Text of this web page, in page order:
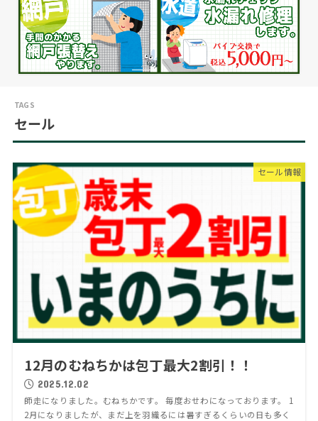
セール
セール情報
12月のむねちかは包丁最大2割引！！
2025.12.02
師走になりました。むねちかです。 毎度おせわになっております。 1
2月になりましたが、まだ上を羽織るには暑すぎるくらいの日も多く